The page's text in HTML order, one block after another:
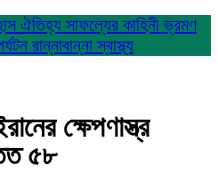
ঐতিহ্য সাফল্যের কাহিনীভ্রমণ
রান্নাবান্নাস্বাস্থ্য
ক্ষেপণাস্ত্র
৫৮